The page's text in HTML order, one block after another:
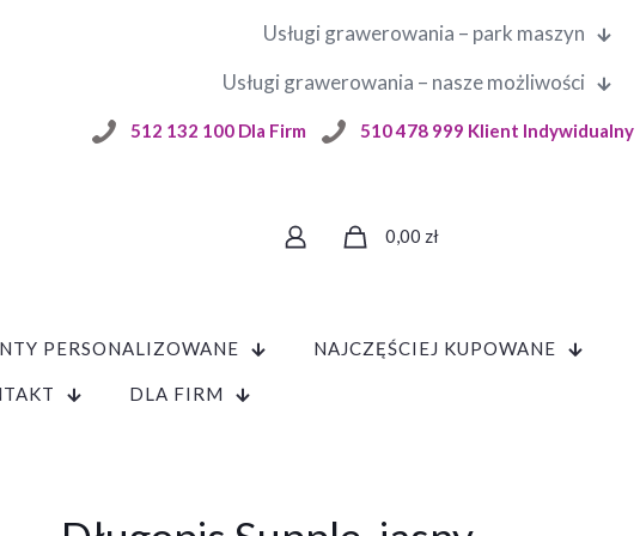
Usługi grawerowania – park maszyn
Usługi grawerowania – nasze możliwości
512 132 100 Dla Firm 510 478 999 Klient Indywidualny
0,00 zł
PERSONALIZOWANE NAJCZĘŚCIEJ KUPOWANE
DLA FIRM